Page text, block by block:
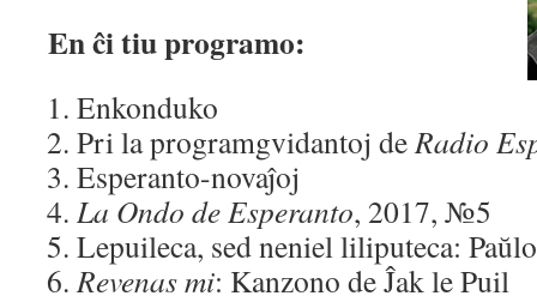
En ĉi tiu programo:
Enkonduko
Pri la programgvidantoj deRadio
Esperanto-novaĵoj
La Ondo de Esperanto, 2017, №5
Lepuileca, sed neniel liliputeca:
Revenas mi: Kanzono de Ĵak le Puil